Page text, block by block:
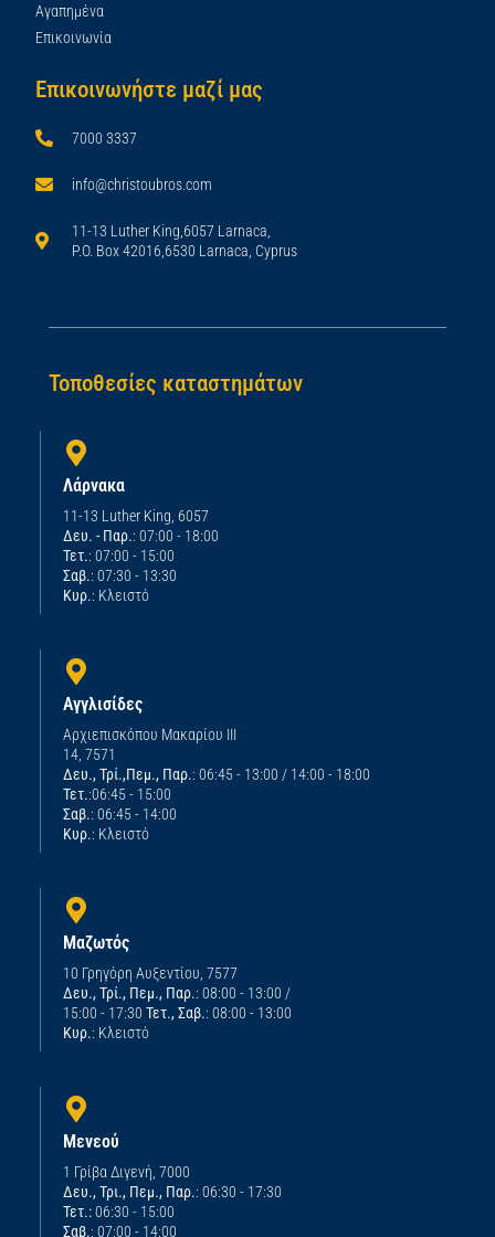
Αγαπημένα
Επικοινωνία
Επικοινωνήστε μαζί μας
7000 3337
info@christoubros.com
11-13 Luther King,6057 Larnaca,
P.O. Box 42016,6530 Larnaca, Cyprus
Τοποθεσίες καταστημάτων
Λάρνακα
11-13 Luther King, 6057
Δευ. - Παρ.: 07:00 - 18:00
Τετ.: 07:00 - 15:00
Σαβ.: 07:30 - 13:30
Κυρ.: Κλειστό
Αγγλισίδες
Αρχιεπισκόπου Μακαρίου ΙΙΙ
14, 7571
Δευ., Τρί.,Πεμ., Παρ.: 06:45 - 13:00 / 14:00 - 18:00
Τετ.:06:45 - 15:00
Σαβ.: 06:45 - 14:00
Κυρ.: Κλειστό
Μαζωτός
10 Γρηγόρη Αυξεντίου, 7577
Δευ., Τρί., Πεμ., Παρ.: 08:00 - 13:00 /
15:00 - 17:30 Τετ., Σαβ.: 08:00 - 13:00
Κυρ.: Κλειστό
Μενεού
1 Γρίβα Διγενή, 7000
Δευ., Τρι., Πεμ., Παρ.: 06:30 - 17:30
Τετ.:06:30 - 15:00
Σαβ.: 07:00 - 14:00